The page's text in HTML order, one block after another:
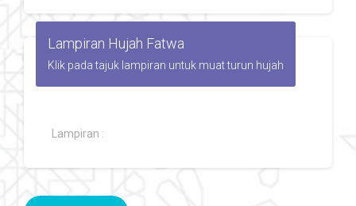
Lampiran Hujah Fatwa
Klik pada tajuk lampiran untuk muat turun hujah
Lampiran :